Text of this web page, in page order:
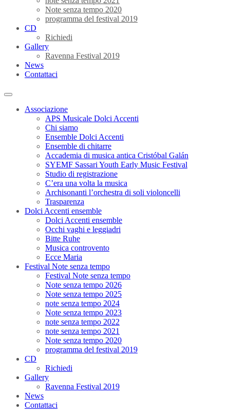
Note senza tempo 2020
programma del festival 2019
CD
Richiedi
Gallery
Ravenna Festival 2019
News
Contattaci
Associazione
APS Musicale Dolci Accenti
Chi siamo
Ensemble Dolci Accenti
Ensemble di chitarre
Accademia di musica antica Cristóbal Galán
SYEMF Sassari Youth Early Music Festival
Studio di registrazione
C’era una volta la musica
Archisonanti l’orchestra di soli violoncelli
Trasparenza
Dolci Accenti ensemble
Dolci Accenti ensemble
Occhi vaghi e leggiadri
Bitte Ruhe
Musica controvento
Ecce Maria
Festival Note senza tempo
Festival Note senza tempo
Note senza tempo 2026
Note senza tempo 2025
note senza tempo 2024
Note senza tempo 2023
note senza tempo 2022
note senza tempo 2021
Note senza tempo 2020
programma del festival 2019
CD
Richiedi
Gallery
Ravenna Festival 2019
News
Contattaci